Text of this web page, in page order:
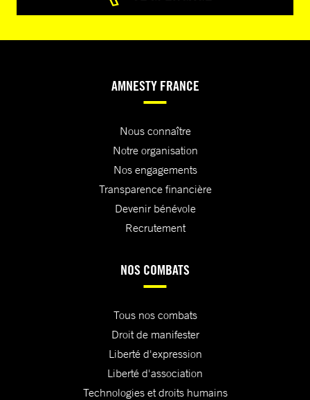
AMNESTY FRANCE
Nous connaître
Notre organisation
Nos engagements
Transparence financière
Devenir bénévole
Recrutement
NOS COMBATS
Tous nos combats
Droit de manifester
Liberté d'expression
Liberté d'association
Technologies et droits humains